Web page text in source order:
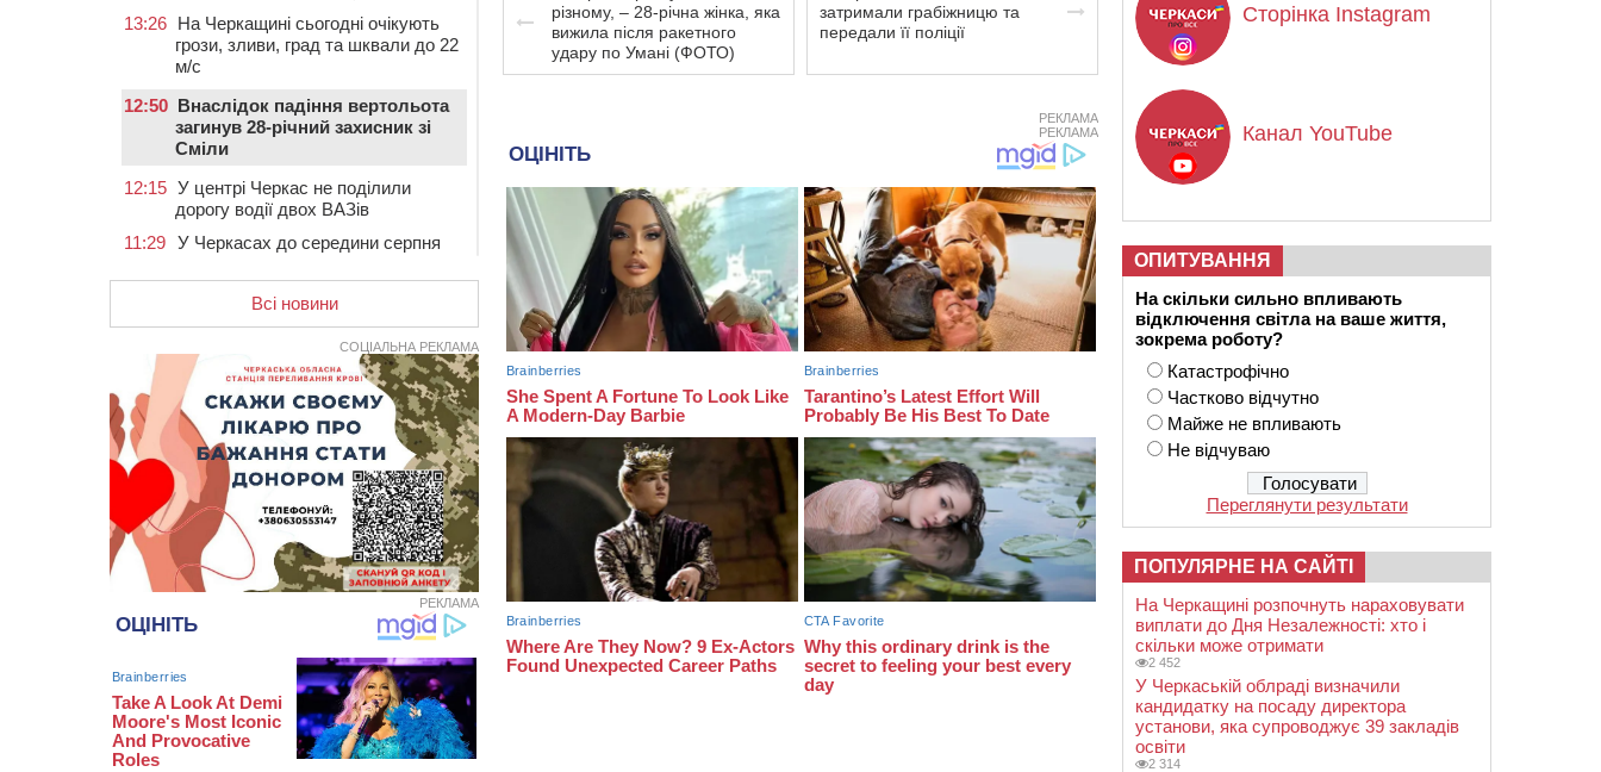
різному, – 28-річна жінка, яка
вижила після ракетного
удару по Умані (ФОТО)
затримали грабіжницю та
передали її поліції
РЕКЛАМА
РЕКЛАМА
13:26 На Черкащині сьогодні очікують
грози, зливи, град та шквали до 22
м/с
12:50 Внаслідок падіння вертольота
загинув 28-річний захисник зі
Сміли
12:15 У центрі Черкас не поділили
дорогу водії двох ВАЗів
11:29 У Черкасах до середини серпня
вулицях
збільшилась уп’ятеро з початку
повномасштабної війни
10:15
У Черкасах водій Audi Q5
спричинив аварію, не пропустивши
інший кросовер
09:42
“Черкасиводоканал” пропонує
підвищити тарифи на воду та
водовідведення з 2027 року
09:08
Встановити гойдалки, карусель і
закупити іграшки: у Черкасах
дитсадку
“На щиті” у Чорнобаївську
громаду повертається полеглий
біля Кліщіївки воїн
07:30 Понад 968 мільйонів гривень
Всі новини
СОЦІАЛЬНА РЕКЛАМА
РЕКЛАМА
Сторінка Instagram
Канал YouTube
ОПИТУВАННЯ
На скільки сильно впливають
відключення світла на ваше життя,
зокрема роботу?
Катастрофічно
Частково відчутно
Майже не впливають
Не відчуваю
Переглянути результати
ПОПУЛЯРНЕ НА САЙТІ
На Черкащині розпочнуть нараховувати
виплати до Дня Незалежності: хто і
скільки може отримати
2 452
У Черкаській облраді визначили
кандидатку на посаду директора
установи, яка супроводжує 39 закладів
освіти
2 314